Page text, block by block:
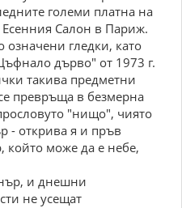
големи платна на
Есенния Салон в Париж.
означени гледки, като
дърво" от 1973 г.
такива предметни
превръща в безмерна
"нищо", чиято
- открива я и пръв
който може да е небе,
и днешни
не усещат